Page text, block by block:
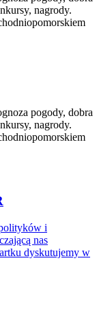
nagrody.
pogody, dobra
nagrody.
i
nas
dyskutujemy w